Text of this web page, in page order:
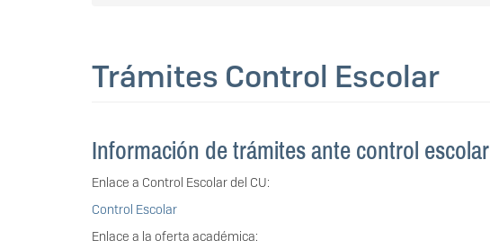
Trámites Control Escolar
Información de trámites ante control escolar
Enlace a Control Escolar del CU:
Control Escolar
Enlace a la oferta académica: